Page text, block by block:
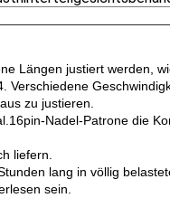
Längen justiert werden,
Verschiedene
zu justieren.
Nadel-Patrone die
liefern.
lang in völlig
sein.